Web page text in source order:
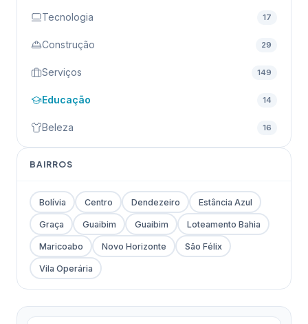
Tecnologia 17
Construção 29
Serviços 149
Educação 14
Beleza 16
BAIRROS
Bolívia Centro Dendezeiro Estância Azul
Graça Guaibim Guaibim Loteamento Bahia
Maricoabo Novo Horizonte São Félix
Vila Operária